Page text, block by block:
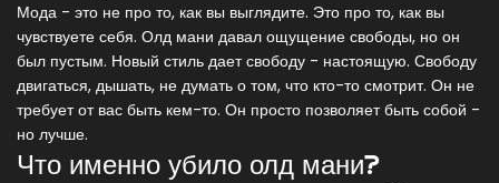
Мода - это не про то, как вы выглядите. Это про то, как вы
чувствуете себя. Олд мани давал ощущение свободы, но он
был пустым. Новый стиль дает свободу - настоящую. Свободу
двигаться, дышать, не думать о том, что кто-то смотрит. Он не
требует от вас быть кем-то. Он просто позволяет быть собой -
но лучше.
Что именно убило олд мани?